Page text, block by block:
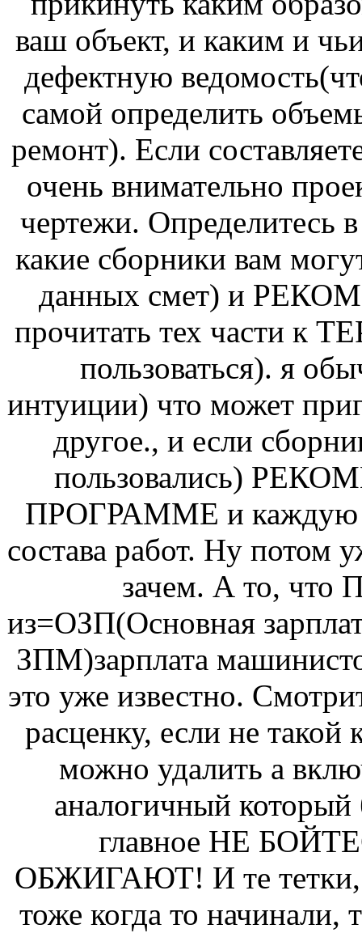
ваш объект, и каким и
дефектную
самой определить
ремонт). Если
очень внимательно
чертежи. Определитесь
какие сборники вам
данных смет) и
прочитать тех части к
пользоваться). я
интуиции) что может
другое., и если
пользовались)
ПРОГРАММЕ и каждую
состава работ. Ну потом
зачем. А то, что
из=ОЗП(Основная
ЗПМ)зарплата
это уже известно.
расценку, если не
можно удалить а
аналогичный
главное НЕ
ОБЖИГАЮТ! И те тетки,
тоже когда то